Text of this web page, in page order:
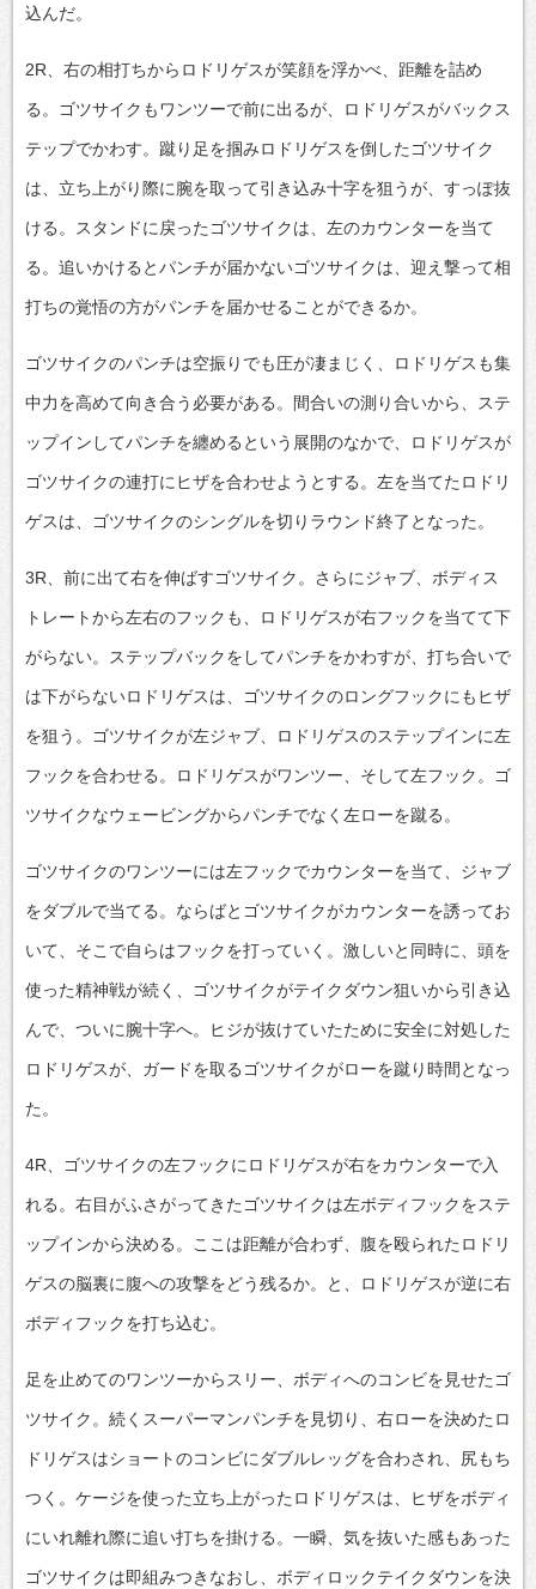
込んだ。
2R、右の相打ちからロドリゲスが笑顔を浮かべ、距離を詰め
る。ゴツサイクもワンツーで前に出るが、ロドリゲスがバックス
テップでかわす。蹴り足を掴みロドリゲスを倒したゴツサイク
は、立ち上がり際に腕を取って引き込み十字を狙うが、すっぽ抜
ける。スタンドに戻ったゴツサイクは、左のカウンターを当て
る。追いかけるとパンチが届かないゴツサイクは、迎え撃って相
打ちの覚悟の方がパンチを届かせることができるか。
ゴツサイクのパンチは空振りでも圧が凄まじく、ロドリゲスも集
中力を高めて向き合う必要がある。間合いの測り合いから、ステ
ップインしてパンチを纏めるという展開のなかで、ロドリゲスが
ゴツサイクの連打にヒザを合わせようとする。左を当てたロドリ
ゲスは、ゴツサイクのシングルを切りラウンド終了となった。
3R、前に出て右を伸ばすゴツサイク。さらにジャブ、ボディス
トレートから左右のフックも、ロドリゲスが右フックを当てて下
がらない。ステップバックをしてパンチをかわすが、打ち合いで
は下がらないロドリゲスは、ゴツサイクのロングフックにもヒザ
を狙う。ゴツサイクが左ジャブ、ロドリゲスのステップインに左
フックを合わせる。ロドリゲスがワンツー、そして左フック。ゴ
ツサイクなウェービングからパンチでなく左ローを蹴る。
ゴツサイクのワンツーには左フックでカウンターを当て、ジャブ
をダブルで当てる。ならばとゴツサイクがカウンターを誘ってお
いて、そこで自らはフックを打っていく。激しいと同時に、頭を
使った精神戦が続く、ゴツサイクがテイクダウン狙いから引き込
んで、ついに腕十字へ。ヒジが抜けていたために安全に対処した
ロドリゲスが、ガードを取るゴツサイクがローを蹴り時間となっ
た。
4R、ゴツサイクの左フックにロドリゲスが右をカウンターで入
れる。右目がふさがってきたゴツサイクは左ボディフックをステ
ップインから決める。ここは距離が合わず、腹を殴られたロドリ
ゲスの脳裏に腹への攻撃をどう残るか。と、ロドリゲスが逆に右
ボディフックを打ち込む。
足を止めてのワンツーからスリー、ボディへのコンビを見せたゴ
ツサイク。続くスーパーマンパンチを見切り、右ローを決めたロ
ドリゲスはショートのコンビにダブルレッグを合わされ、尻もち
つく。ケージを使った立ち上がったロドリゲスは、ヒザをボディ
にいれ離れ際に追い打ちを掛ける。一瞬、気を抜いた感もあった
ゴツサイクは即組みつきなおし、ボディロックテイクダウンを決